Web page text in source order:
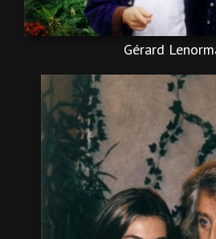
Gérard